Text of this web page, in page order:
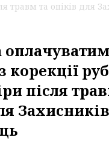
травм та опіків для
корекції
після